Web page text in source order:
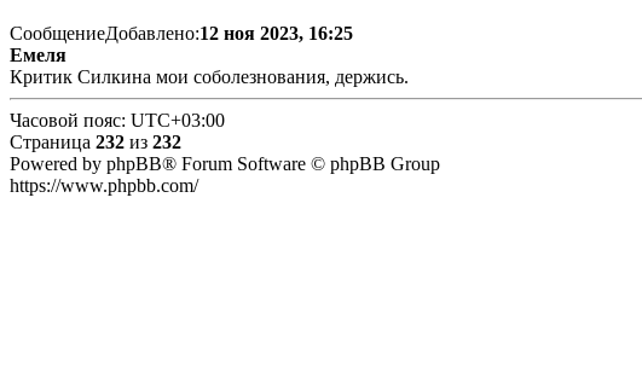
СообщениеДобавлено:12 ноя 2023, 16:25
Емеля
Критик Силкина мои соболезнования, держись.
Часовой пояс: UTC+03:00
Страница 232 из 232
Powered by phpBB® Forum Software © phpBB Group
https://www.phpbb.com/